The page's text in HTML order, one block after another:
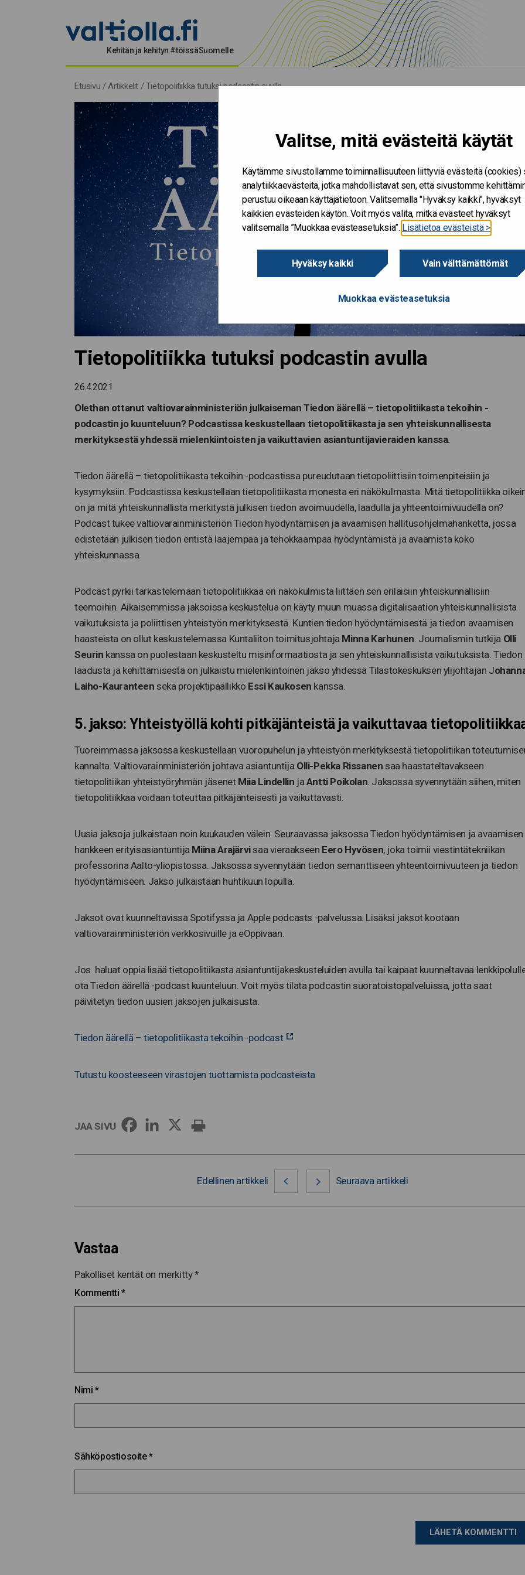
Valitse, mitä evästeitä käytät
Käytämme sivustollamme toiminnallisuuteen liittyviä evästeitä (cookies)
analytiikkaevästeitä, jotka mahdollistavat sen, että sivustomme
perustuu oikeaan käyttäjätietoon. Valitsemalla "Hyväksy kaikki", hyväksyt
kaikkien evästeiden käytön. Voit myös valita, mitkä evästeet hyväksyt
valitsemalla ”Muokkaa evästeasetuksia”. Lisätietoa evästeistä >
Hyväksy kaikki Vain välttämättömät
Muokkaa evästeasetuksia
Kehitän ja kehityn #töissäSuomelle
Etusivu /Artikkelit /Tietopolitiikka tutuksi podcastin avulla
Tietopolitiikka tutuksi podcastin avulla
26.4.2021
Olethan ottanut valtiovarainministeriön julkaiseman Tiedon äärellä – tietopolitiikasta tekoihin -
podcastin jo kuunteluun? Podcastissa keskustellaan tietopolitiikasta ja sen yhteiskunnallisesta
merkityksestä yhdessä mielenkiintoisten ja vaikuttavien asiantuntijavieraiden kanssa.
Tiedon äärellä – tietopolitiikasta tekoihin -podcastissa pureudutaan tietopoliittisiin toimenpiteisiin ja
kysymyksiin. Podcastissa keskustellaan tietopolitiikasta monesta eri näkökulmasta. Mitä tietopolitiikka
on ja mitä yhteiskunnallista merkitystä julkisen tiedon avoimuudella, laadulla ja yhteentoimivuudella on?
Podcast tukee valtiovarainministeriön Tiedon hyödyntämisen ja avaamisen hallitusohjelmahanketta, jossa
edistetään julkisen tiedon entistä laajempaa ja tehokkaampaa hyödyntämistä ja avaamista koko
yhteiskunnassa.
Podcast pyrkii tarkastelemaan tietopolitiikkaa eri näkökulmista liittäen sen erilaisiin yhteiskunnallisiin
teemoihin. Aikaisemmissa jaksoissa keskustelua on käyty muun muassa digitalisaation yhteiskunnallisista
vaikutuksista ja poliittisen yhteistyön merkityksestä. Kuntien tiedon hyödyntämisestä ja tiedon avaamisen
haasteista on ollut keskustelemassa Kuntaliiton toimitusjohtaja Minna Karhunen. Journalismin tutkija Olli
Seurin kanssa on puolestaan keskusteltu misinformaatiosta ja sen yhteiskunnallisista vaikutuksista. Tiedon
laadusta ja kehittämisestä on julkaistu mielenkiintoinen jakso yhdessä Tilastokeskuksen ylijohtajan J
Laiho-Kauranteen sekä projektipäällikkö Essi Kaukosen kanssa.
5. jakso: Yhteistyöllä kohti pitkäjänteistä ja vaikuttavaa
Tuoreimmassa jaksossa keskustellaan vuoropuhelun ja yhteistyön merkityksestä tietopolitiikan
kannalta. Valtiovarainministeriön johtava asiantuntija Olli-Pekka Rissanen saa haastateltavakseen
tietopolitiikan yhteistyöryhmän jäsenet Miia Lindellin ja Antti Poikolan . Jaksossa syvennytään siihen, miten
tietopolitiikkaa voidaan toteuttaa pitkäjänteisesti ja vaikuttavasti.
Uusia jaksoja julkaistaan noin kuukauden välein. Seuraavassa jaksossa Tiedon hyödyntämisen ja avaamisen
hankkeen erityisasiantuntija Miina Arajärvisaa vieraakseen Eero Hyvösen, joka toimii viestintätekniikan
professorina Aalto-yliopistossa. Jaksossa syvennytään tiedon semanttiseen yhteentoimivuuteen ja tiedon
hyödyntämiseen. Jakso julkaistaan huhtikuun lopulla.
Jaksot ovat kuunneltavissa Spotifyssa ja Apple podcasts -palvelussa. Lisäksi jaksot kootaan
valtiovarainministeriön verkkosivuille ja eOppivaan.
Jos haluat oppia lisää tietopolitiikasta asiantuntijakeskusteluiden avulla tai kaipaat kuunneltavaa
ota Tiedon äärellä -podcast kuunteluun. Voit myös tilata podcastin suoratoistopalveluissa, jotta saat
päivitetyn tiedon uusien jaksojen julkaisusta.
Tiedon äärellä – tietopolitiikasta tekoihin -podcast
Tutustu koosteeseen virastojen tuottamista podcasteista
JAA SIVU
Edellinen artikkeli Seuraava artikkeli
Vastaa
Pakolliset kentät on merkitty*
Kommentti *
Nimi *
Sähköpostiosoite*